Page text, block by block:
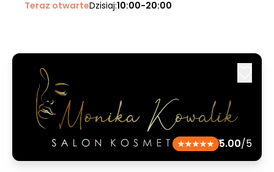
Teraz otwarteDzisiaj:10:00-20:00
5.00/5